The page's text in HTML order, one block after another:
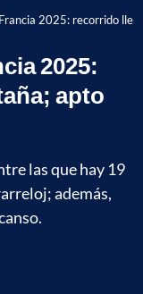
2025: recorrido
2025:
apto
las que hay 19
además,